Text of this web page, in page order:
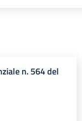
n. 564 del